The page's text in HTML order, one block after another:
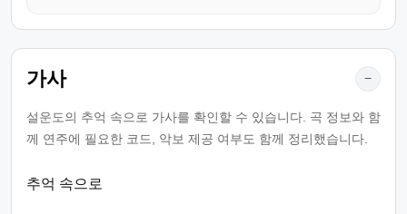
가사 −
설운도의 추억 속으로 가사를 확인할 수 있습니다. 곡 정보와 함
께 연주에 필요한 코드, 악보 제공 여부도 함께 정리했습니다.
추억 속으로